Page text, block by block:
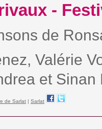
-
de
Valérie
et Sinan
de Sarlat | Sarlat